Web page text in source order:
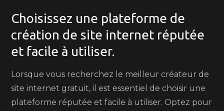
Choisissez une plateforme de
création de site internet réputée
et facile à utiliser.
Lorsque vous recherchez le meilleur créateur de
site internet gratuit, il est essentiel de choisir une
plateforme réputée et facile à utiliser. Optez pour